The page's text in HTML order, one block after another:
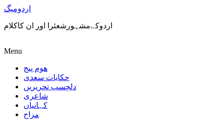
اردومیگ
اردوکےمشہورشعئرا اور ان کاکلام
Menu
ھوم پیج
حکایات سعدی
دلچسپ تحریریں
شاعری
کہانیاں
مزاح